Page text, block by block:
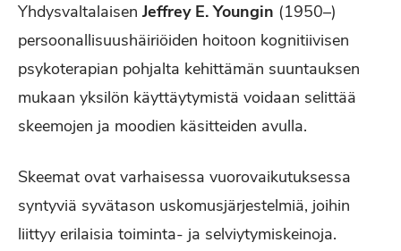
Yhdysvaltalaisen Jeffrey E. Youngin (1950–)
persoonallisuushäiriöiden hoitoon kognitiivisen
psykoterapian pohjalta kehittämän suuntauksen
mukaan yksilön käyttäytymistä voidaan selittää
skeemojen ja moodien käsitteiden avulla.
Skeemat ovat varhaisessa vuorovaikutuksessa
syntyviä syvätason uskomusjärjestelmiä, joihin
liittyy erilaisia toiminta- ja selviytymiskeinoja.